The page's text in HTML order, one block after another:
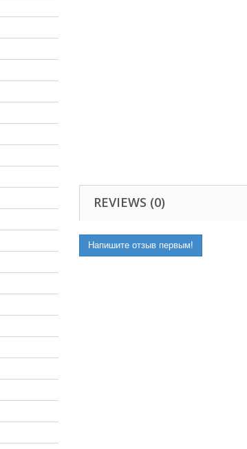
REVIEWS (0)
Напишите отзыв первым!